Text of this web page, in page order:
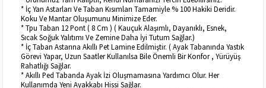
* İç Yan Astarları Ve Taban Kısımları Tamamiyle % 100 Hakiki Deridir.
Koku Ve Mantar Oluşumunu Minimize Eder.
* Tpu Taban 12 Pont ( 8 Cm ) ( Kauçuk Alaşımlı, Dayanıklı, Esnek,
Sıcak Soğuk Yalıtımı Ve Zemine Daha İyi Tutum Sağlar.)
* İç Taban Astarına Akıllı Pet Lamine Edilmiştir. ( Ayak Tabanında Yastık
Görevi Yapar, Uzun Saatler Kullanılsa Bile Önemli Bir Konfor , Yürüyüş
Rahatlığı Sağlar.
* Akıllı Ped Tabanda Ayak İzi Oluşmamasına Yardımcı Olur. Her
Kullanımda Yeni Ayakkabı Hissi Sağlar.